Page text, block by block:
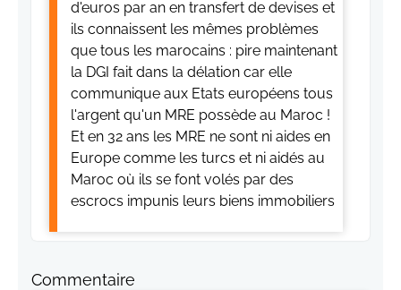
d'euros par an en transfert de devises et
ils connaissent les mêmes problèmes
que tous les marocains : pire maintenant
la DGI fait dans la délation car elle
communique aux Etats européens tous
l'argent qu'un MRE possède au Maroc !
Et en 32 ans les MRE ne sont ni aides en
Europe comme les turcs et ni aidés au
Maroc où ils se font volés par des
escrocs impunis leurs biens immobiliers
Commentaire